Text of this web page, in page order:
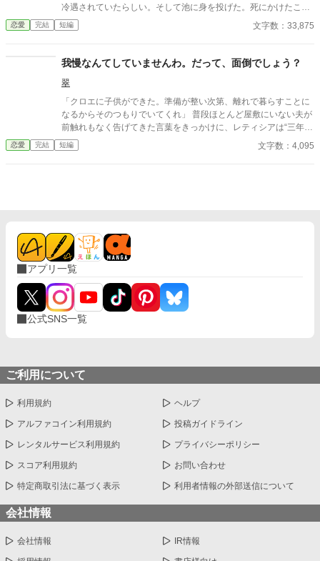
冷遇されていたらしい。そして池に身を投げた。死にかけたこと
で、私は前世の記憶を思い出した。 前世では借金取りに捕まり、
お金を返す為にキャバ嬢をしていた。給料は全部持っていかれ、
死んだ。そんな私が、側妃？ 冷遇なんて構わない！ こんな贅沢が
出来るなんて幸せ過ぎるじゃない！ そう思っていたのに、いつの
間にか陛下が甘やかして来るのですが？ 設定ゆるゆるの、架空の
世界のお話です。
恋愛 完結 短編 文字数：33,875
我慢なんてしていませんわ。だって、面倒でしょう？
翠
「クロエに子供ができた。準備が整い次第、離れで暮らすことに
なるからそのつもりでいてくれ」 普段ほとんど屋敷にいない夫が
前触れもなく告げてきた言葉をきっかけに、レティシアは“三年
間”の契約を終わらせることにした。 赤の他人を屋敷に迎えるこ
とはしない。 不要なものに感情を砕く理由などない。 「だって、
恋愛 完結 短編 文字数：4,095
アプリ一覧
公式SNS一覧
ご利用について
利用規約 ヘルプ
アルファコイン利用規約 投稿ガイドライン
レンタルサービス利用規約 プライバシーポリシー
スコア利用規約 お問い合わせ
特定商取引法に基づく表示 利用者情報の外部送信について
会社情報
会社情報 IR情報